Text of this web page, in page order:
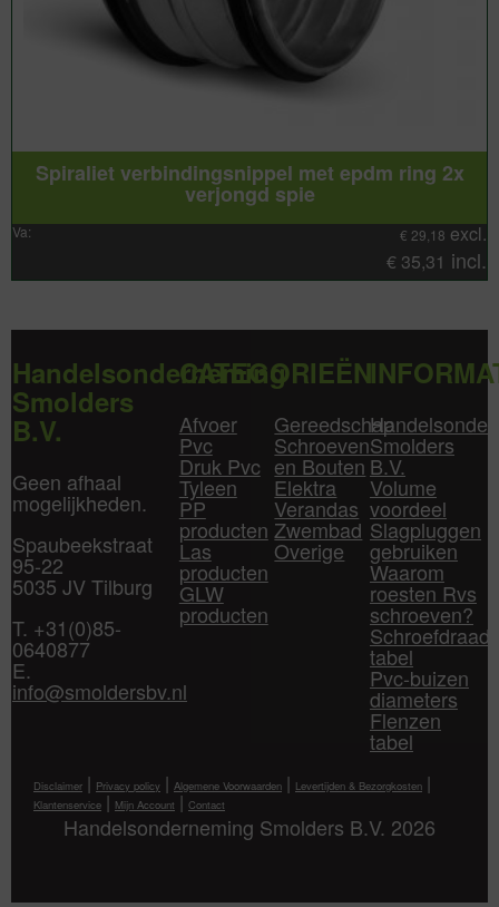
Spiraliet verbindingsnippel met epdm ring 2x
verjongd spie
Va: € 29,18 excl.
€ 35,31 incl.
Handelsonderneming
Smolders
B.V.
Geen afhaal
mogelijkheden.
Spaubeekstraat
95-22
5035 JV Tilburg
T. +31(0)85-
0640877
E.
info@smoldersbv.nl
CATEGORIEËN
Afvoer
Pvc
Druk Pvc
Tyleen
PP
producten
Las
producten
GLW
producten
Gereedschap
Schroeven
en Bouten
Elektra
Verandas
Zwembad
Overige
Smolders
B.V.
Volume
voordeel
Slagpluggen
gebruiken
Waarom
roesten Rvs
schroeven?
Schroefdraad
tabel
Pvc-buizen
diameters
Flenzen
tabel
Disclaimer | Privacy policy | Algemene Voorwaarden | Levertijden & Bezorgkosten |
Klantenservice | Mijn Account | Contact
Handelsonderneming Smolders B.V. 2026